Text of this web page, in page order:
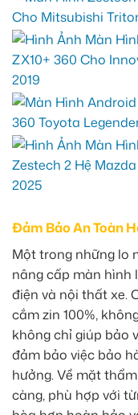
Đảm Bảo An Toàn
Một trong những lo
nâng cấp màn hình
điện và nội thất xe.
cắm zin 100%,
không chỉ giúp bảo
đảm bảo việc bảo
hưởng. Về mặt
càng, phù hợp với